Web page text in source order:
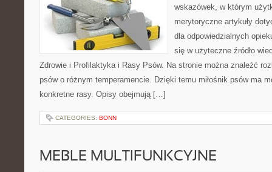
wskazówek, w którym
merytoryczne artykuły
dla odpowiedzialnych
się w użyteczne źródło
Zdrowie i Profilaktyka i Rasy Psów. Na stronie można znaleźć
psów o różnym temperamencie. Dzięki temu miłośnik psów ma
konkretne rasy. Opisy obejmują […]
CATEGORIES: BONN
MEBLE MULTIFUNKCYJNE